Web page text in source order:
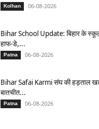
Kolhan 06-08-2026
Bihar School Update: बिहार के
हाफ-डे,...
Patna 06-08-2026
Bihar Safai Karmi संघ की हड़ताल
बातचीत...
Patna 06-08-2026